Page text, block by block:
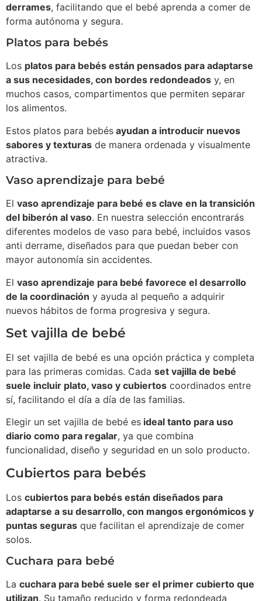
derrames, facilitando que el bebé aprenda a comer de
forma autónoma y segura.
Platos para bebés
Los platos para bebés están pensados para adaptarse
a sus necesidades, con bordes redondeados y, en
muchos casos, compartimentos que permiten separar
los alimentos.
Estos platos para bebés ayudan a introducir nuevos
sabores y texturas de manera ordenada y visualmente
atractiva.
Vaso aprendizaje para bebé
El vaso aprendizaje para bebé es clave en la transición
del biberón al vaso. En nuestra selección encontrarás
diferentes modelos de vaso para bebé, incluidos vasos
anti derrame, diseñados para que puedan beber con
mayor autonomía sin accidentes.
El vaso aprendizaje para bebé favorece el desarrollo
de la coordinación y ayuda al pequeño a adquirir
nuevos hábitos de forma progresiva y segura.
Set vajilla de bebé
El set vajilla de bebé es una opción práctica y completa
para las primeras comidas. Cada set vajilla de bebé
suele incluir plato, vaso y cubiertos coordinados entre
sí, facilitando el día a día de las familias.
Elegir un set vajilla de bebé es ideal tanto para uso
diario como para regalar, ya que combina
funcionalidad, diseño y seguridad en un solo producto.
Cubiertos para bebés
Los cubiertos para bebés están diseñados para
adaptarse a su desarrollo, con mangos ergonómicos y
puntas seguras que facilitan el aprendizaje de comer
solos.
Cuchara para bebé
La cuchara para bebé suele ser el primer cubierto que
utilizan. Su tamaño reducido y forma redondeada